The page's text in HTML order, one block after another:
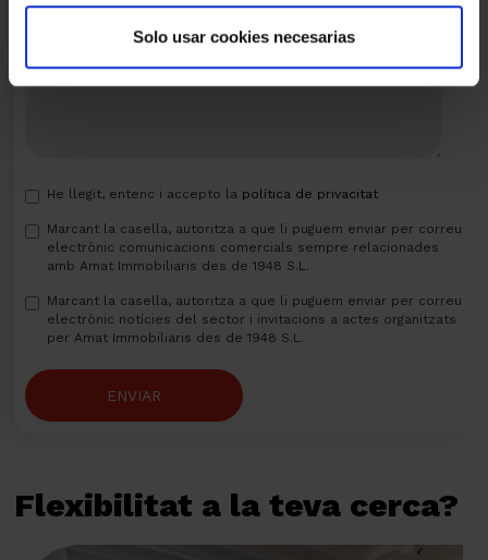
Solo usar cookies necesarias
He llegit, entenc i accepto la política de privacitat
Marcant la casella, autoritza a que li puguem enviar per correu
electrònic comunicacions comercials sempre relacionades
amb Amat Immobiliaris des de 1948 S.L.
Marcant la casella, autoritza a que li puguem enviar per correu
electrònic notícies del sector i invitacions a actes organitzats
per Amat Immobiliaris des de 1948 S.L.
ENVIAR
Flexibilitat a la teva cerca?